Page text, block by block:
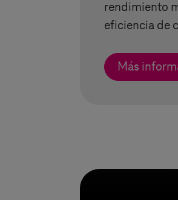
rendimiento
eficiencia de
Más